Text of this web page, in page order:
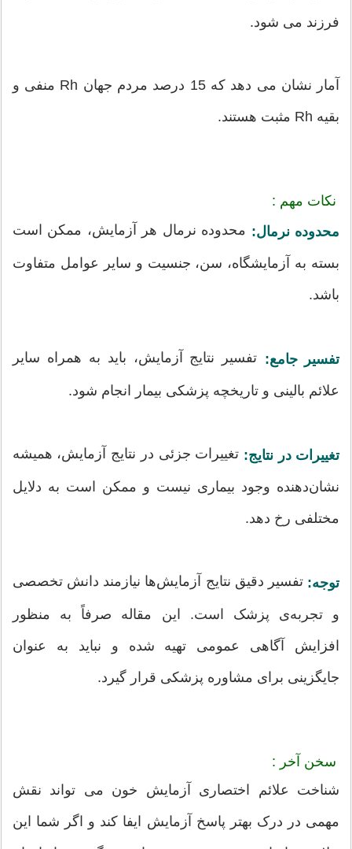
فرزند می شود.
آمار نشان می دهد که 15 درصد مردم جهان Rh منفی و
بقیه Rh مثبت هستند.
نکات مهم :
محدوده نرمال: محدوده نرمال هر آزمایش، ممکن است
بسته به آزمایشگاه، سن، جنسیت و سایر عوامل متفاوت
باشد.
تفسیر جامع: تفسیر نتایج آزمایش، باید به همراه سایر
علائم بالینی و تاریخچه پزشکی بیمار انجام شود.
تغییرات در نتایج: تغییرات جزئی در نتایج آزمایش، همیشه
نشان‌دهنده وجود بیماری نیست و ممکن است به دلایل
مختلفی رخ دهد.
توجه: تفسیر دقیق نتایج آزمایش‌ها نیازمند دانش تخصصی
و تجربه‌ی پزشک است. این مقاله صرفاً به منظور
افزایش آگاهی عمومی تهیه شده و نباید به عنوان
جایگزینی برای مشاوره پزشکی قرار گیرد.
سخن آخر :
شناخت علائم اختصاری آزمایش خون می‌ تواند نقش
مهمی در درک بهتر پاسخ آزمایش ایفا کند و اگر شما این